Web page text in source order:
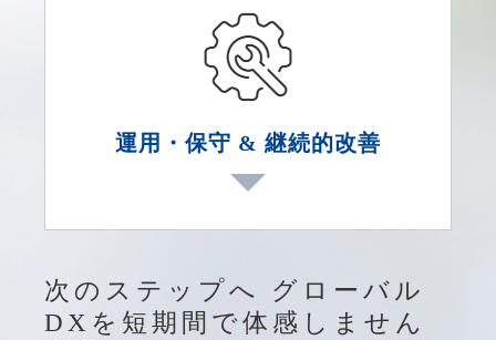
多拠点・多国籍のプロジェクトメンバ
ーとの調整、導入スケジュール管理、
ニュアル作成、各国語ドキュメントの
整備など、実運用に根差した支援。
MESやIoTダッシュボードの活用方法
ータドリブンな改善活動を後押し。
組織文化や業務習慣の違いから生まれ
トップダウン・ボトムアップ双方での
変革を推進。
運用・保守 & 継続的改善
構築し、24時間365日の保守・サポー
トを提供。
次のステップへ グローバル
DXを短期間で体感しません